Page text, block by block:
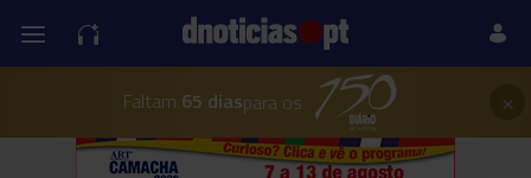
Faltam 65 diaspara os ×